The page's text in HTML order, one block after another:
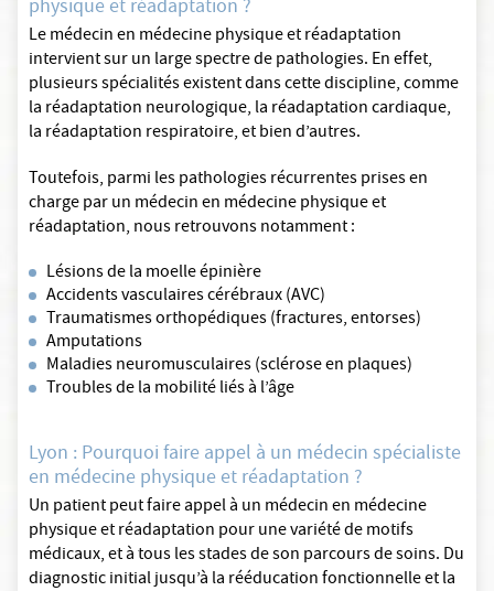
physique et réadaptation ?
Le médecin en médecine physique et réadaptation
intervient sur un large spectre de pathologies. En effet,
plusieurs spécialités existent dans cette discipline, comme
la réadaptation neurologique, la réadaptation cardiaque,
la réadaptation respiratoire, et bien d’autres.
Toutefois, parmi les pathologies récurrentes prises en
charge par un médecin en médecine physique et
réadaptation, nous retrouvons notamment :
Lésions de la moelle épinière
Accidents vasculaires cérébraux (AVC)
Traumatismes orthopédiques (fractures, entorses)
Amputations
Maladies neuromusculaires (sclérose en plaques)
Troubles de la mobilité liés à l’âge
Lyon : Pourquoi faire appel à un médecin spécialiste
en médecine physique et réadaptation ?
Un patient peut faire appel à un médecin en médecine
physique et réadaptation pour une variété de motifs
médicaux, et à tous les stades de son parcours de soins. Du
diagnostic initial jusqu’à la rééducation fonctionnelle et la